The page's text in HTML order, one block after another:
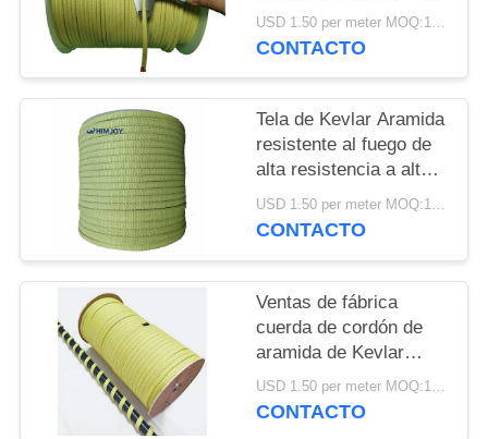
PRIVACY
POLICY
aramida 5.5*5.5mm
USD 1.50 per meter MOQ:1 ROLLO 250meters
CONTACTO
Tela de Kevlar Aramida
resistente al fuego de
alta resistencia a altas
temperaturas
resistente al desgaste
USD 1.50 per meter MOQ:1 ROLLO 250meters
CONTACTO
Ventas de fábrica
cuerda de cordón de
aramida de Kevlar
trenzado de alta
resistencia cuerda
USD 1.50 per meter MOQ:1 ROLLO 250meters
CONTACTO